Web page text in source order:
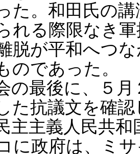
た。和田氏の
れる際限なき
脱が平和へつ
のであった。
の最後に、５月
た抗議文を確認
主義人民共和
に政府は、ミ